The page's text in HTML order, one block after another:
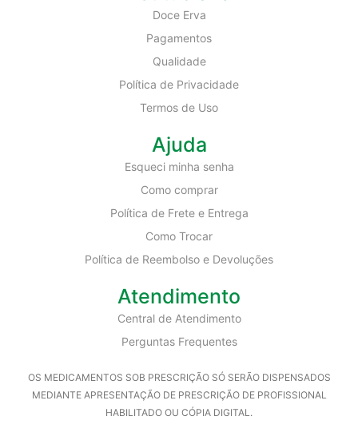
Doce Erva
Pagamentos
Qualidade
Política de Privacidade
Termos de Uso
Ajuda
Esqueci minha senha
Como comprar
Política de Frete e Entrega
Como Trocar
Política de Reembolso e Devoluções
Atendimento
Central de Atendimento
Perguntas Frequentes
OS MEDICAMENTOS SOB PRESCRIÇÃO SÓ SERÃO DISPENSADOS
MEDIANTE APRESENTAÇÃO DE PRESCRIÇÃO DE PROFISSIONAL
HABILITADO OU CÓPIA DIGITAL.